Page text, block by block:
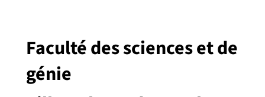
Faculté des sciences et de
génie